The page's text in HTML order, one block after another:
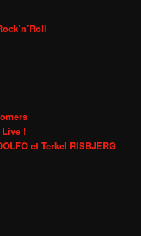
Live !
et Terkel RISBJERG